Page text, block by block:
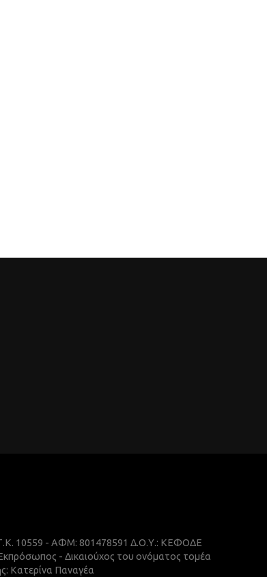
Τ.Κ. 10559 - ΑΦΜ: 801478591 Δ.Ο.Υ.: ΚΕΦΟΔΕ
- Δικαιούχος του ονόματος τομέα
Κατερίνα Παναγέα